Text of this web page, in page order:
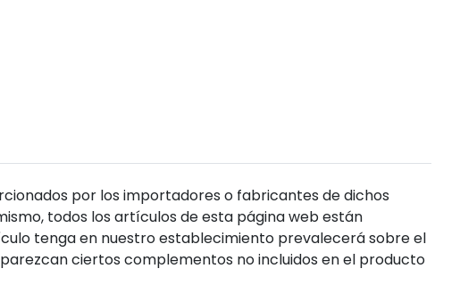
por los importadores o fabricantes de dichos
todos los artículos de esta página web están
tenga en nuestro establecimiento prevalecerá sobre el
ciertos complementos no incluidos en el producto